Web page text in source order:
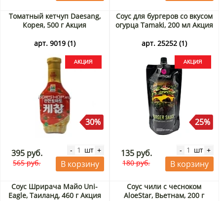
Томатный кетчуп Daesang,
Корея, 500 г Акция
арт. 9019 (1)
30%
395 руб.
565 руб.
- шт +
В корзину
Соус для бургеров со вкусом
огурца Tamaki, 200 мл Акция
арт. 25252 (1)
25%
135 руб.
180 руб.
- шт +
В корзину
Соус Шрирача Майо Uni-
Eagle, Таиланд, 460 г Акция
Соус чили с чесноком
AloeStar, Вьетнам, 200 г